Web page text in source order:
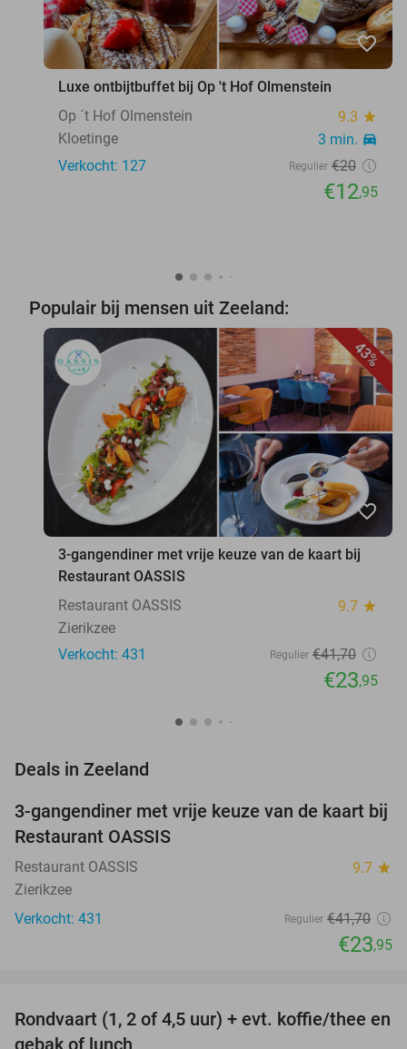
favorite_border
Luxe ontbijtbuffet bij Op 't Hof Olmenstein
Op ´t Hof Olmenstein
9.3 star
Kloetinge 3 min. directions_car
Verkocht: 127 Regulier €20
€12,95
Populair bij mensen uit Zeeland:
43%
favorite_border
3-gangendiner met vrije keuze van de kaart bij
Restaurant OASSIS
Restaurant OASSIS
9.7 star
Zierikzee
Verkocht: 431
Regulier €41,70
€23,95
Deals in Zeeland
43%
3-gangendiner met vrije keuze van de kaart bij
Restaurant OASSIS
Restaurant OASSIS 9.7 star
Zierikzee
Verkocht: 431
Regulier €41,70
€23,95
61%
Rondvaart (1, 2 of 4,5 uur) + evt. koffie/thee en